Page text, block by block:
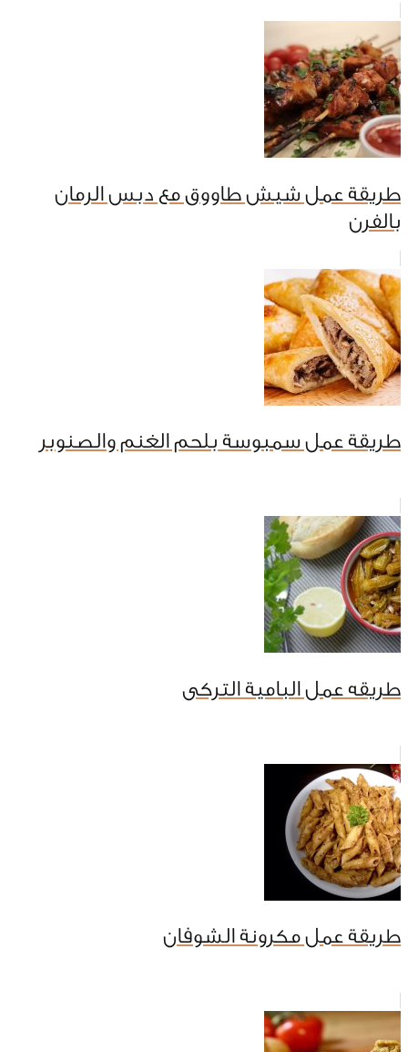
طريقة عمل شيش طاووق مع دبس الرمان
بالفرن
طريقة عمل سمبوسة بلحم الغنم والصنوبر
طريقه عمل البامية التركى
طريقة عمل مكرونة الشوفان